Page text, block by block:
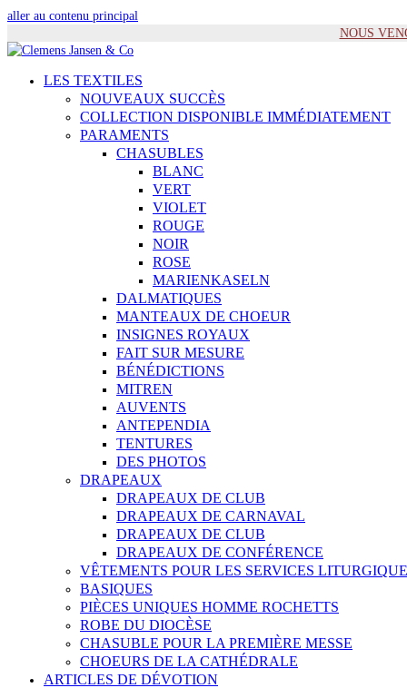
aller au contenu principal
NOUS
LES TEXTILES
NOUVEAUX SUCCÈS
COLLECTION DISPONIBLE IMMÉDIATEMENT
PARAMENTS
CHASUBLES
BLANC
VERT
VIOLET
ROUGE
NOIR
ROSE
MARIENKASELN
DALMATIQUES
MANTEAUX DE CHOEUR
INSIGNES ROYAUX
FAIT SUR MESURE
BÉNÉDICTIONS
MITREN
AUVENTS
ANTEPENDIA
TENTURES
DES PHOTOS
DRAPEAUX
DRAPEAUX DE CLUB
DRAPEAUX DE CARNAVAL
DRAPEAUX DE CLUB
DRAPEAUX DE CONFÉRENCE
VÊTEMENTS POUR LES SERVICES
BASIQUES
PIÈCES UNIQUES HOMME ROCHETTS
ROBE DU DIOCÈSE
CHASUBLE POUR LA PREMIÈRE MESSE
CHOEURS DE LA CATHÉDRALE
ARTICLES DE DÉVOTION